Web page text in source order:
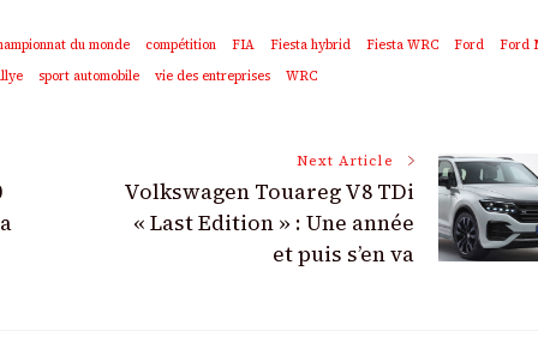
du monde compétition FIA Fiesta hybrid Fiesta WRC Ford
Ford
sport automobile vie des entreprises WRC
Next Article
Volkswagen Touareg V8 TDi
« Last Edition » : Une année
et puis s’en va